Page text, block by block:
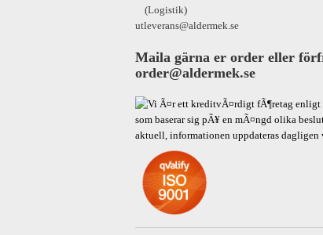
(Logistik)
utleverans@aldermek.se
Maila gärna er order eller
order@aldermek.se